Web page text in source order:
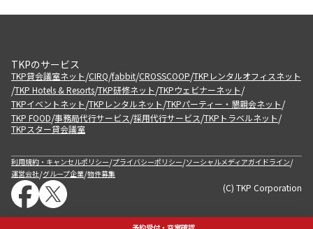
予約受付・空室確認
TKPのサービス
TKP貸会議室ネット/CIRQ/fabbit/CROSSCOOP/TKPレンタルオフィスネット
/TKP Hotels & Resorts/TKP研修ネット/TKPウェビナーネット/
TKPイベントネット/TKPレンタルネット/TKPパーティー・懇親会ネット/
TKP FOOD/事務局代行サービス/採用代行サービス/TKPトラベルネット/
TKPスター貸会議室
利用規約・キャンセルポリシー/プライバシーポリシー/ソーシャルメディアガイドライン/
運営会社/グループ企業/物件募集
(C) TKP Corporation